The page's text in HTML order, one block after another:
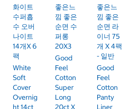
화이트
수퍼흡
수 오버
나이트
14개x 6
팩
White
Soft
Cover
Overnig
Ht 14ct
좋은느
낌 좋은
순면 수
퍼롱
20X3
Good
Feel
Cotton
Super
Long
20ct X
좋은느
낌 좋은
순면 라
이너 75
개 X 4팩
- 일반
Good
Feel
Cotton
Panty
Liner